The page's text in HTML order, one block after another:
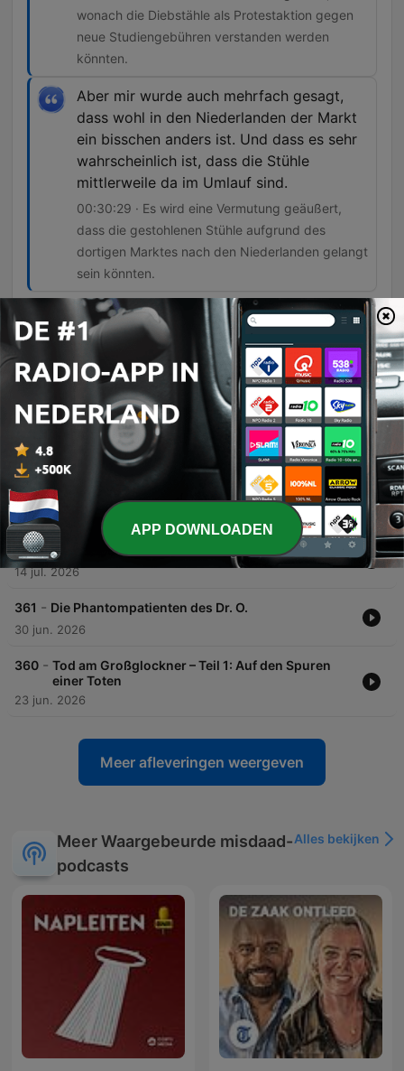
wonach die Diebstähle als Protestaktion gegen
neue Studiengebühren verstanden werden
könnten.
Aber mir wurde auch mehrfach gesagt,
dass wohl in den Niederlanden der Markt
ein bisschen anders ist. Und dass es sehr
wahrscheinlich ist, dass die Stühle
mittlerweile da im Umlauf sind.
00:30:29 · Es wird eine Vermutung geäußert,
dass die gestohlenen Stühle aufgrund des
dortigen Marktes nach den Niederlanden gelangt
sein könnten.
Afleveringen
Tat ohne Täter (1/2): Die verschwundenen Stühle
In dieser Episode geht es um den Diebstahl von 60 wertvollen Designerstühlen des Modells 'Ray 22' aus der Mensa der Universität Lübeck, deren Gesamtwert auf über 30.000 Euro geschätzt wird. Neben der Geschichte hinter dem Design von Bruno Ratten werden die Ermittlungen sowie eine Serie ähnlicher Diebstähle an deutschen Universitäten beleuchtet. Die Suche nach den Stühlen führt über Kleinanzeigen bis hin zum Verdacht auf einen Handel in den Niederlanden. Zudem wird ein Zeuge aus Oldenburg thematisiert, der eine mutmaßliche Tat beobachtete, sowie die humorvollen Reaktionen der Internetgemeinde auf diesen außergewöhnlichen Kriminalfall.
28 jul. 2026
363 - Tat ohne Täter (2/2): Als das Eis zur Gefahr
wurde
In diesem Gespräch erörtert die Journalistin Amrei Cohen den Rechtsstreit des peruanischen Bauern Saúl Luciano Luia gegen den deutschen Energiekonzern RWE, bei dem versucht wurde, ein Unternehmen für die Folgen der Gletscherschmelze in den Anden haftbar zu machen. Der Fall beleuchtet die juristischen Herausforderungen durch die Anwendung klassischer Gesetze auf globale Klimafolgen sowie die sozialen Auswirkungen auf die Heimat des Klägers. Darüber hinaus wird das Ende des Rechtsstreits und dessen Einordnung in eine globale Bewegung von Klimaklagen thematisiert. Die Diskussion umfasst zudem den zunehmenden politischen Backlash gegen Klimathemen, insbesondere in der US-amerikanischen Politik unter dem Einfluss von Akteuren wie Elon Musk, und schließt mit einem Rückblick auf die journalistische Arbeit von Amrei Cohen.
28 jul. 2026
362 - Die Leiche im Gartenteich
14 jul. 2026
361 - Die Phantompatienten des Dr. O.
30 jun. 2026
360 - Tod am Großglockner – Teil 1: Auf den Spuren
einer Toten
23 jun. 2026
Meer afleveringen weergeven
Meer Waargebeurde misdaad-
podcasts
Alles bekijken
APP DOWNLOADEN